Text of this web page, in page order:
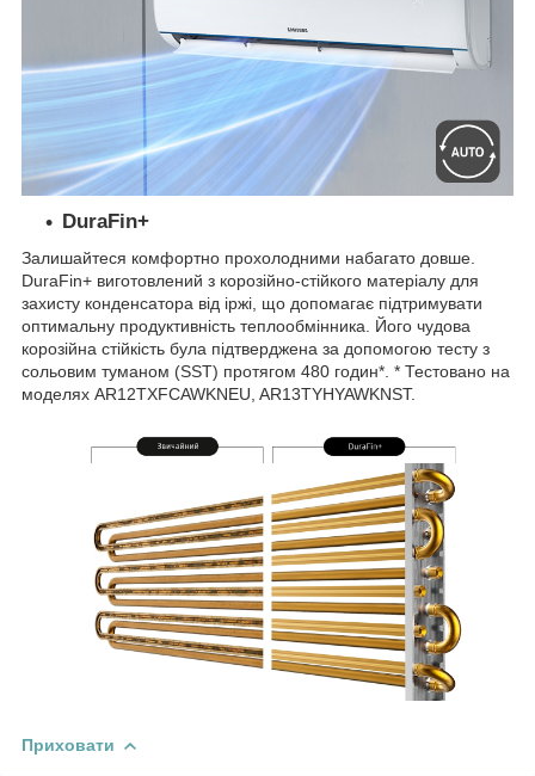
DuraFin+
Залишайтеся комфортно прохолодними набагато довше.
DuraFin+ виготовлений з корозійно-стійкого матеріалу для
захисту конденсатора від іржі, що допомагає підтримувати
оптимальну продуктивність теплообмінника. Його чудова
корозійна стійкість була підтверджена за допомогою тесту з
сольовим туманом (SST) протягом 480 годин*. * Тестовано на
моделях AR12TXFCAWKNEU, AR13TYHYAWKNST.
Приховати